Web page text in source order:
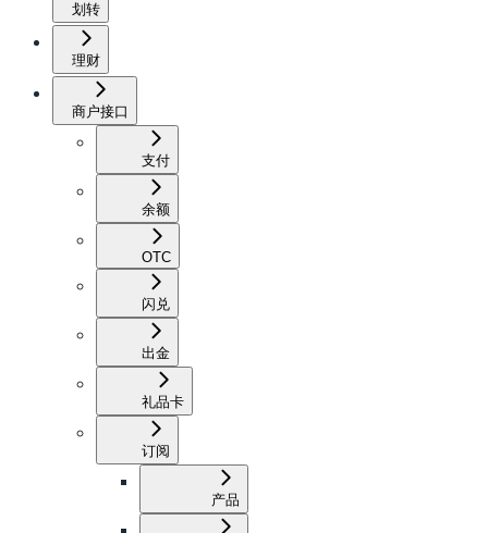
划转
理财
商户接口
支付
余额
OTC
闪兑
出金
礼品卡
订阅
产品